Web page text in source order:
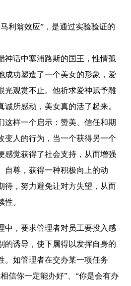
利翁效应”，是通过实验验证的
神话中塞浦路斯的国王，性情孤
成功塑造了一个美女的形象，爱
光观赏不止。他祈求爱神赋予雕
所感动，美女真的活了起来。
这样一个启示：赞美、信任和期
变人的行为，当一个获得另一个
感觉获得了社会支持，从而增强
自尊，获得一种积极向上的动
待，努力避免让对方失望，从而
。
中，要求管理者对员工要投入感
的诱导，使下属得以发挥自身的
。如管理者在交办某一项任务
信你一定能办好”、“你是会有办